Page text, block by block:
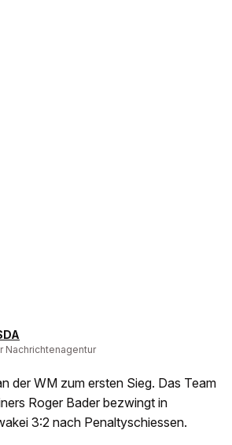
Nachrichtenagentur
der WM zum ersten Sieg. Das Team
Roger Bader bezwingt in
3:2 nach Penaltyschiessen.